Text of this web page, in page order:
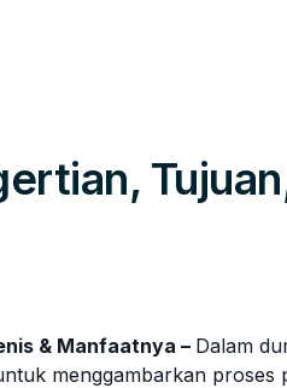
& Manfaatnya – Dalam
menggambarkan proses